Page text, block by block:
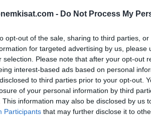
- Do Not Process My
opt-out of the sale, sharing to third parties,
for targeted advertising by us, please
selection. Please note that after your opt-out
interest-based ads based on personal
to third parties prior to your opt-out.
of your personal information by third
This information may also be disclosed by us
Participants that may further disclose it to
Leverkusen oli lauantaina
jatkoa, mutta helpolla tämä ei voitto
Wirtz vei joukkueen ensin johtoon ja
0-2.
avasi pallon suoraan Hoffenheimin Anton
Stach päätti laukoa – ja se myös